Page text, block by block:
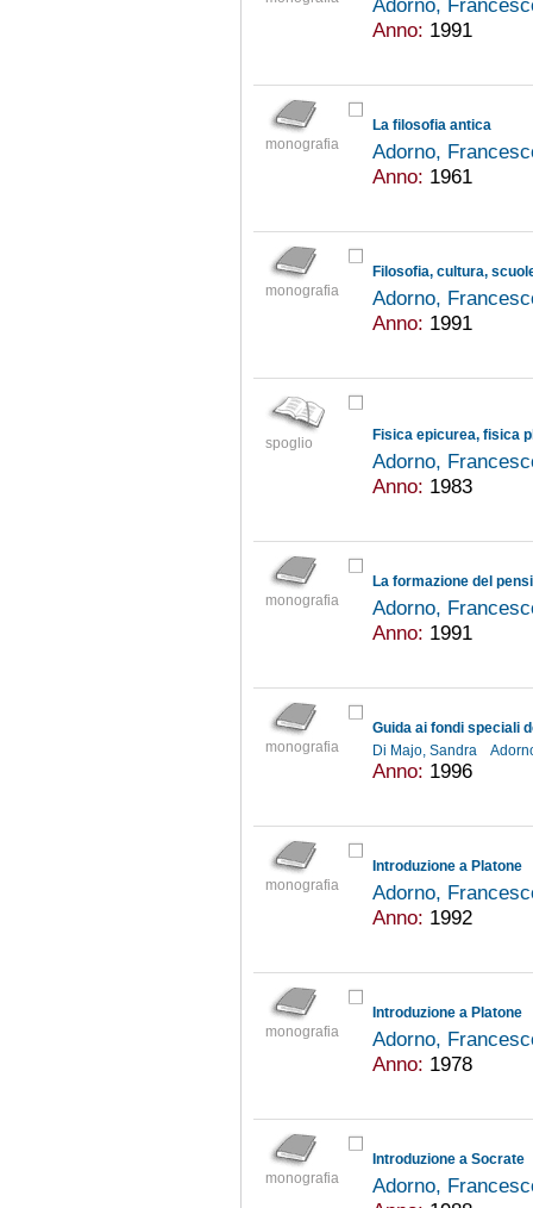
Adorno,
Anno: 1991
monografia
La filosofia antica
Adorno,
Anno: 1961
monografia
Filosofia, cultura,
Adorno,
Anno: 1991
spoglio Fisica epicurea, fisica
Adorno,
Anno: 1983
monografia
Adorno,
Anno: 1991
monografia
Guida ai fondi speciali
Di Majo, Sandra
Anno: 1996
monografia
Introduzione a Platone
Adorno,
Anno: 1992
monografia
Introduzione a Platone
Adorno,
Anno: 1978
monografia
Introduzione a Socrate
Adorno,